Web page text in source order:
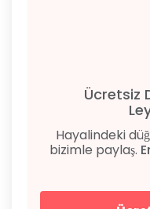
Ücretsiz
Hayalindeki
bizimle paylaş.